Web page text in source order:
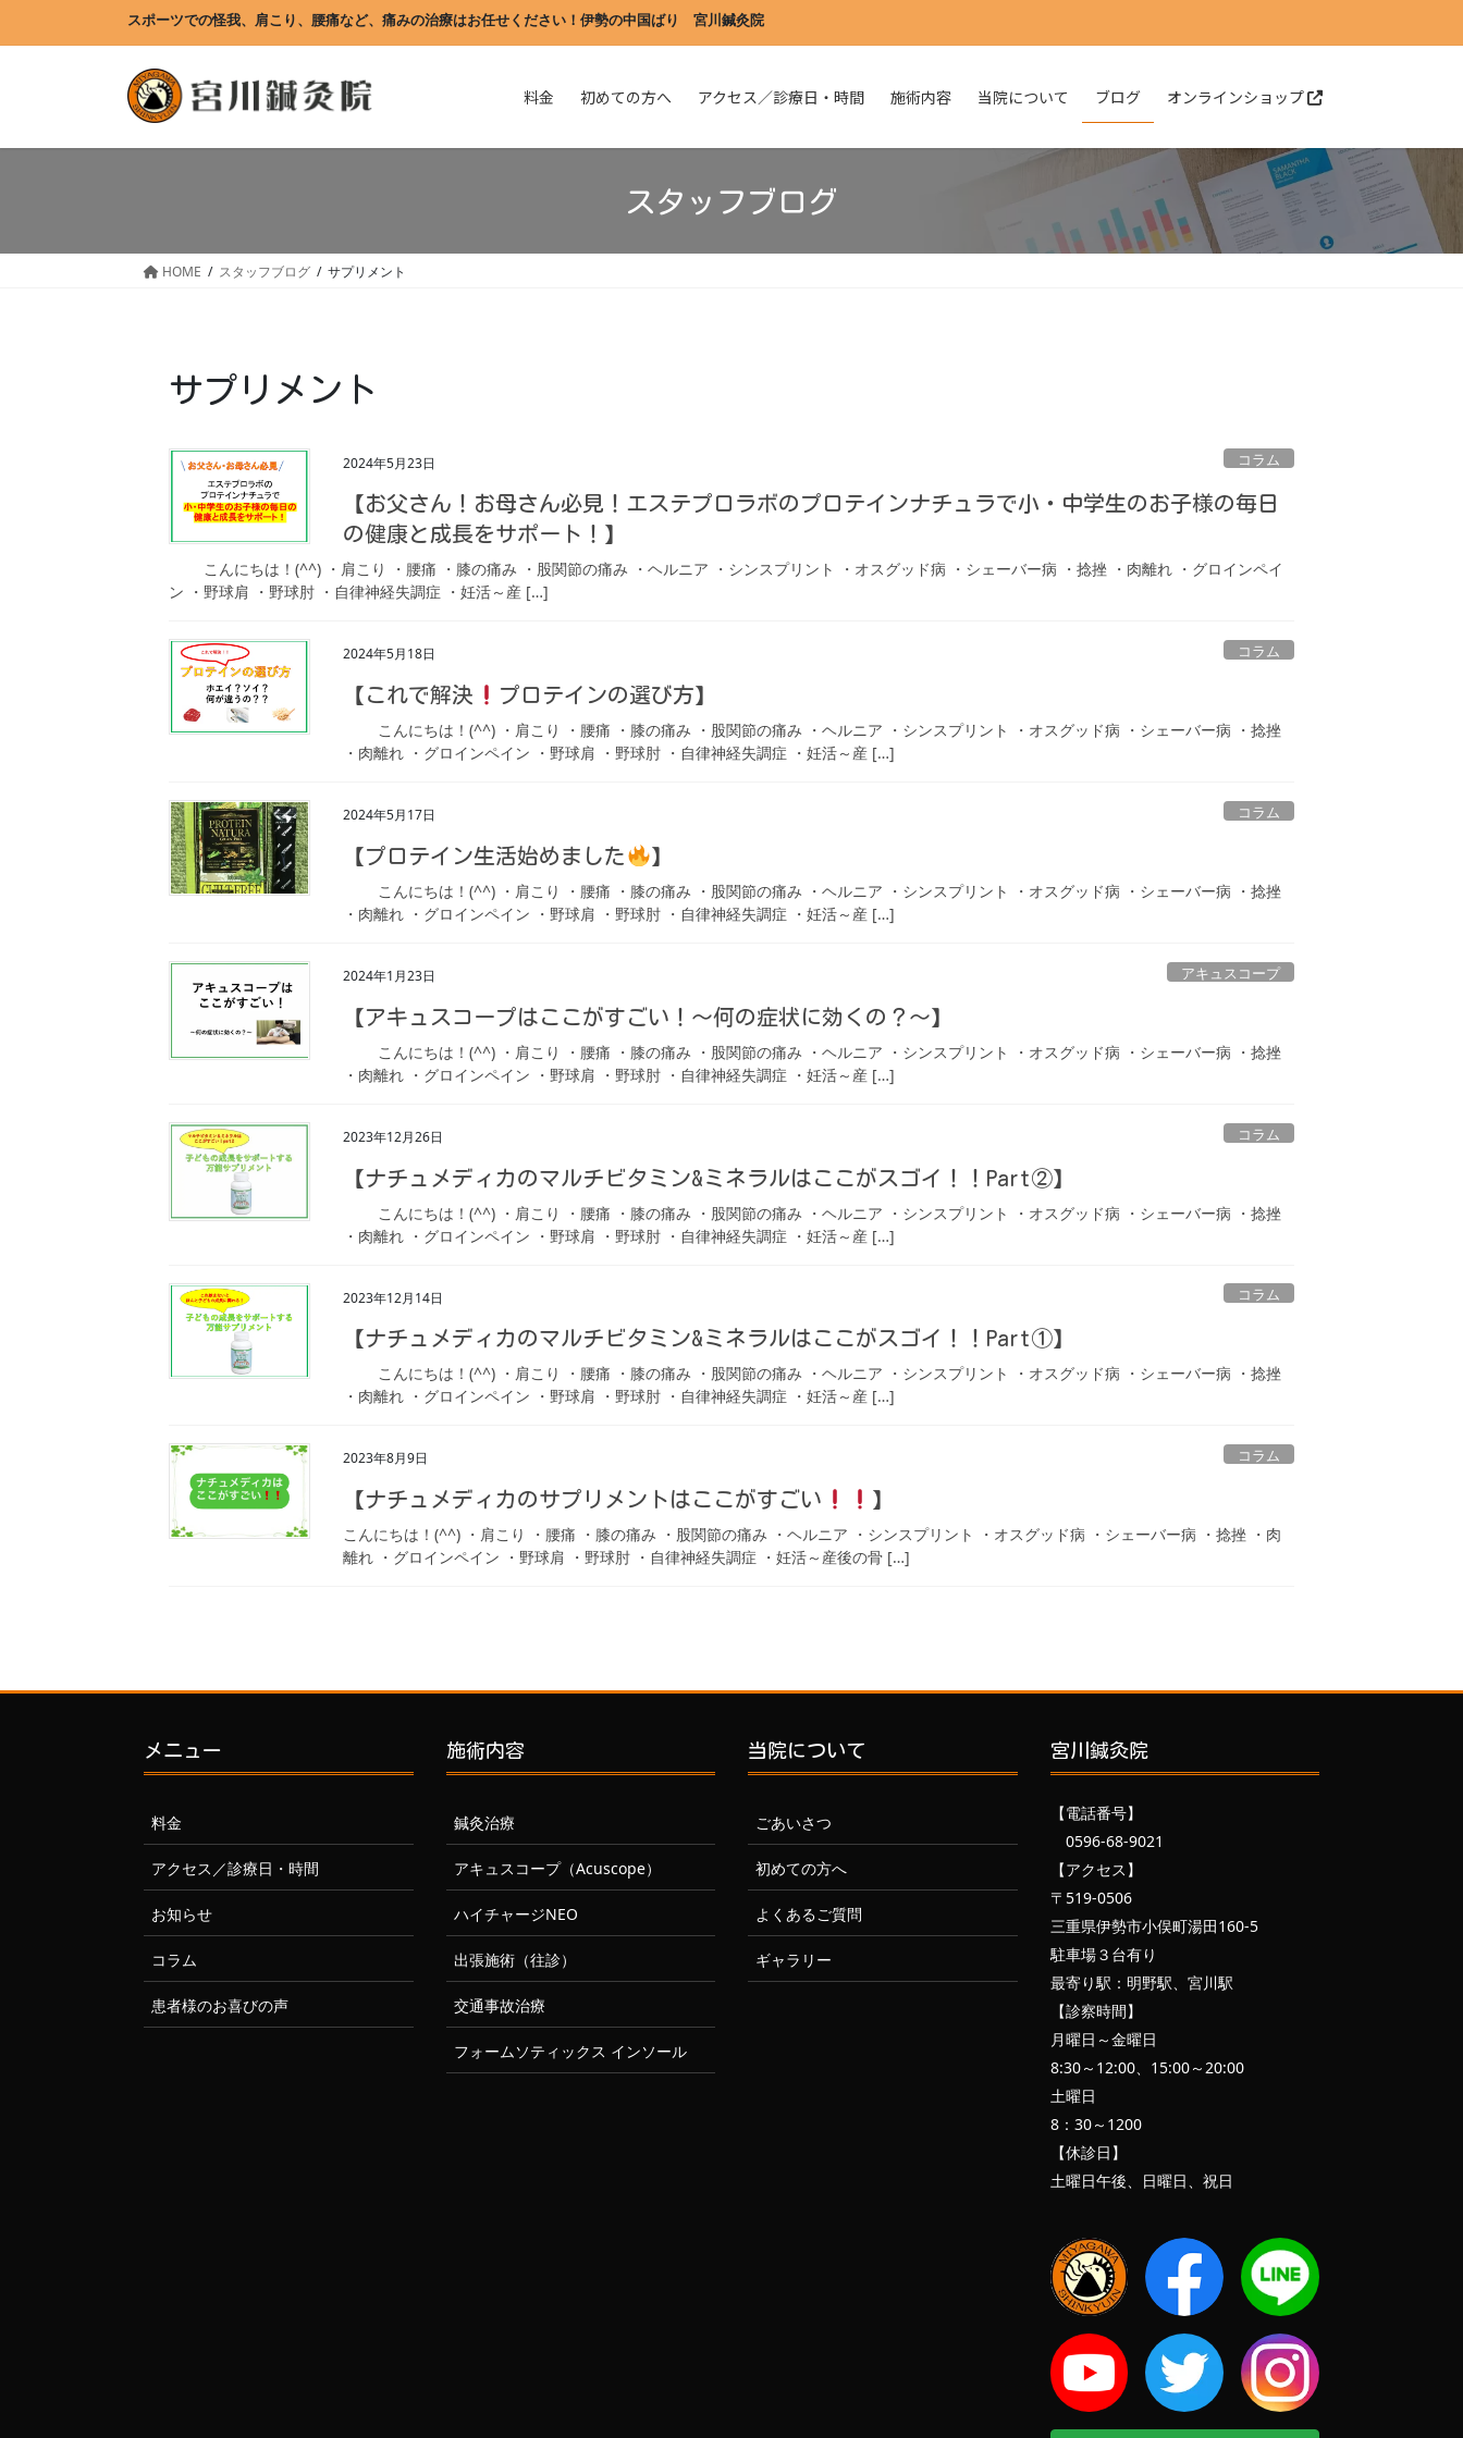
に
ョ
スポーツでの怪我、肩こり、腰痛など、痛みの治療はお任せください！伊勢の中国ばり　宮川鍼灸院
料金 初めての方へ アクセス／診療日・時間 施術内容 当院について ブログ オンラインショップ
スタッフブログ
HOME スタッフブログ サプリメント
サプリメント
2024年5月23日 コラム
【お父さん！お母さん必見！エステプロラボのプロテインナチュラで小・中学生のお子様の毎日
の健康と成長をサポート！】
こんにちは！(^^) ・肩こり ・腰痛 ・膝の痛み ・股関節の痛み ・ヘルニア ・シンスプリント ・オスグッド病 ・シェーバー病 ・捻挫 ・肉離れ ・グロインペイ
ン ・野球肩 ・野球肘 ・自律神経失調症 ・妊活～産 […]
2024年5月18日 コラム
【これで解決 プロテインの選び方】
こんにちは！(^^) ・肩こり ・腰痛 ・膝の痛み ・股関節の痛み ・ヘルニア ・シンスプリント ・オスグッド病 ・シェーバー病 ・捻挫
・肉離れ ・グロインペイン ・野球肩 ・野球肘 ・自律神経失調症 ・妊活～産 […]
2024年5月17日 コラム
【プロテイン生活始めました 】
こんにちは！(^^) ・肩こり ・腰痛 ・膝の痛み ・股関節の痛み ・ヘルニア ・シンスプリント ・オスグッド病 ・シェーバー病 ・捻挫
・肉離れ ・グロインペイン ・野球肩 ・野球肘 ・自律神経失調症 ・妊活～産 […]
2024年1月23日 アキュスコープ
【アキュスコープはここがすごい！〜何の症状に効くの？〜】
こんにちは！(^^) ・肩こり ・腰痛 ・膝の痛み ・股関節の痛み ・ヘルニア ・シンスプリント ・オスグッド病 ・シェーバー病 ・捻挫
・肉離れ ・グロインペイン ・野球肩 ・野球肘 ・自律神経失調症 ・妊活～産 […]
2023年12月26日 コラム
【ナチュメディカのマルチビタミン&ミネラルはここがスゴイ！！Part②】
こんにちは！(^^) ・肩こり ・腰痛 ・膝の痛み ・股関節の痛み ・ヘルニア ・シンスプリント ・オスグッド病 ・シェーバー病 ・捻挫
・肉離れ ・グロインペイン ・野球肩 ・野球肘 ・自律神経失調症 ・妊活～産 […]
2023年12月14日 コラム
【ナチュメディカのマルチビタミン&ミネラルはここがスゴイ！！Part①】
こんにちは！(^^) ・肩こり ・腰痛 ・膝の痛み ・股関節の痛み ・ヘルニア ・シンスプリント ・オスグッド病 ・シェーバー病 ・捻挫
・肉離れ ・グロインペイン ・野球肩 ・野球肘 ・自律神経失調症 ・妊活～産 […]
2023年8月9日 コラム
【ナチュメディカのサプリメントはここがすごい 】
こんにちは！(^^) ・肩こり ・腰痛 ・膝の痛み ・股関節の痛み ・ヘルニア ・シンスプリント ・オスグッド病 ・シェーバー病 ・捻挫 ・肉
離れ ・グロインペイン ・野球肩 ・野球肘 ・自律神経失調症 ・妊活～産後の骨 […]
メニュー
料金
アクセス／診療日・時間
お知らせ
コラム
患者様のお喜びの声
施術内容
鍼灸治療
アキュスコープ（Acuscope）
ハイチャージNEO
出張施術（往診）
交通事故治療
フォームソティックス インソール
当院について
ごあいさつ
初めての方へ
よくあるご質問
ギャラリー
宮川鍼灸院
【電話番号】
0596-68-9021
【アクセス】
〒519-0506
三重県伊勢市小俣町湯田160-5
駐車場３台有り
最寄り駅：明野駅、宮川駅
【診察時間】
月曜日～金曜日
8:30～12:00、15:00～20:00
土曜日
8：30～1200
【休診日】
土曜日午後、日曜日、祝日